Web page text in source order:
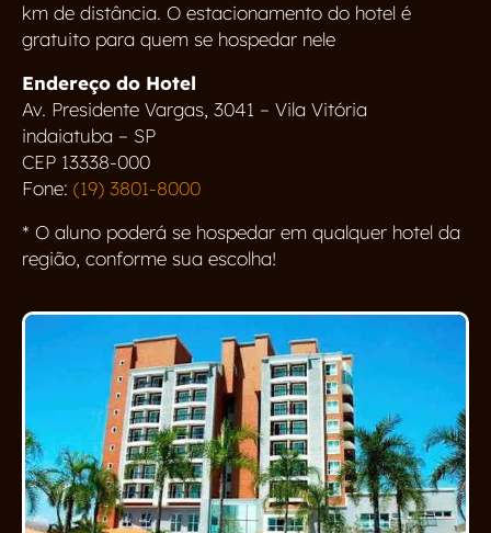
km de distância. O estacionamento do hotel é
gratuito para quem se hospedar nele
Endereço do Hotel
Av. Presidente Vargas, 3041 – Vila Vitória
indaiatuba – SP
CEP 13338-000
Fone: (19) 3801-8000
* O aluno poderá se hospedar em qualquer hotel da
região, conforme sua escolha!